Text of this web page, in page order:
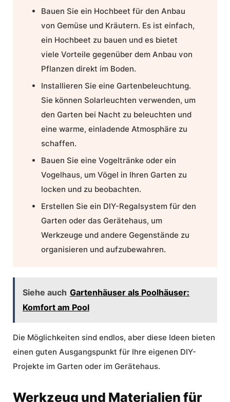
Bauen Sie ein Hochbeet für den Anbau
von Gemüse und Kräutern. Es ist einfach,
ein Hochbeet zu bauen und es bietet
viele Vorteile gegenüber dem Anbau von
Pflanzen direkt im Boden.
Installieren Sie eine Gartenbeleuchtung.
Sie können Solarleuchten verwenden, um
den Garten bei Nacht zu beleuchten und
eine warme, einladende Atmosphäre zu
schaffen.
Bauen Sie eine Vogeltränke oder ein
Vogelhaus, um Vögel in Ihren Garten zu
locken und zu beobachten.
Erstellen Sie ein DIY-Regalsystem für den
Garten oder das Gerätehaus, um
Werkzeuge und andere Gegenstände zu
organisieren und aufzubewahren.
Siehe auch Gartenhäuser als Poolhäuser:
Komfort am Pool
Die Möglichkeiten sind endlos, aber diese Ideen bieten
einen guten Ausgangspunkt für Ihre eigenen DIY-
Projekte im Garten oder im Gerätehaus.
Werkzeug und Materialien für